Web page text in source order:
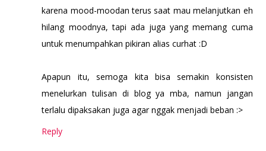
karena mood-moodan terus saat mau melanjutkan eh
hilang moodnya, tapi ada juga yang memang cuma
untuk menumpahkan pikiran alias curhat :D
Apapun itu, semoga kita bisa semakin konsisten
menelurkan tulisan di blog ya mba, namun jangan
terlalu dipaksakan juga agar nggak menjadi beban :>
Reply